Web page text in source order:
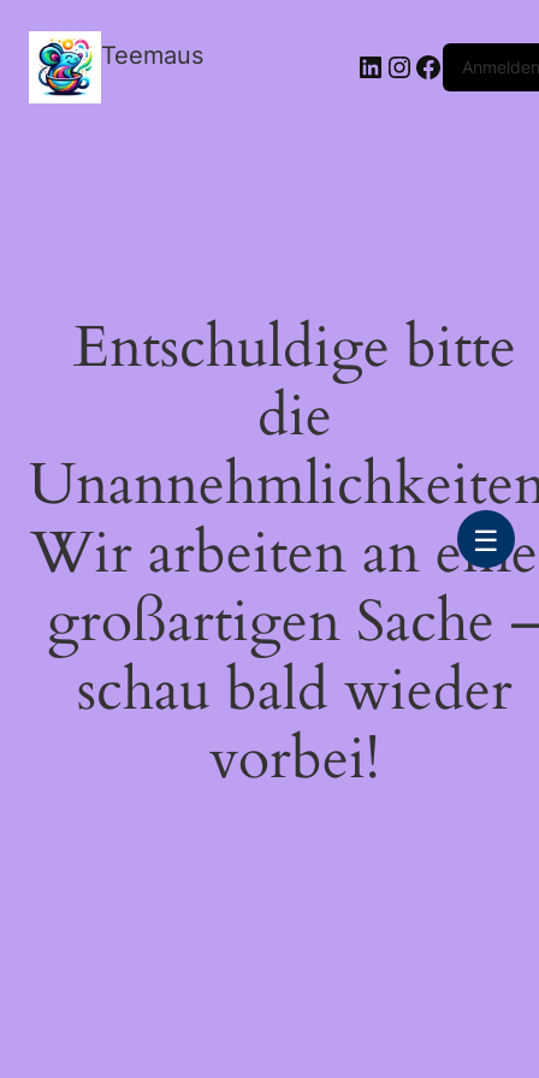
Teemaus LinkedIn
Instagram
FacebookAnmelden
Entschuldige bitte
die
Wir arbeiten an
großartigen Sache
schau bald wieder
vorbei!
☰